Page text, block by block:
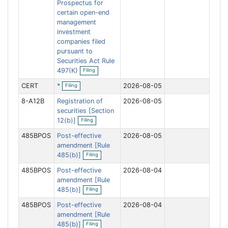
i
n
g
l
i
Prospectus for
certain open-end
management
investment
companies filed
pursuant to
Securities Act Rule
497(K)
Filing
O
e
f
i
g
CERT * Filing
O
e
n
f
i
i
n
g
2026-08-05
8-A12B
Registration of
securities [Section
12(b)]
Filing
O
e
n
i
l
i
n
g
2026-08-05
485BPOS
Post-effective
amendment [Rule
485(b)]
Filing
O
e
n
f
i
i
n
g
2026-08-05
485BPOS
Post-effective
amendment [Rule
485(b)]
Filing
O
e
n
f
i
2026-08-04
485BPOS
Post-effective
amendment [Rule
485(b)]
Filing
O
2026-08-04